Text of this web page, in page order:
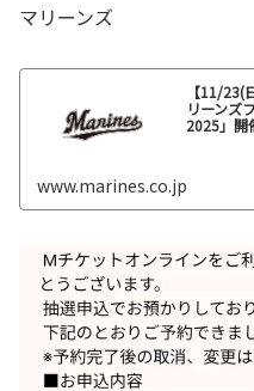
マリーンズ
【11/
リーンズ
2025」開
www.marines.co.jp